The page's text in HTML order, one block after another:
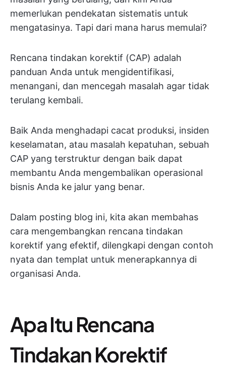
memerlukan pendekatan sistematis untuk
mengatasinya. Tapi dari mana harus memulai?
Rencana tindakan korektif (CAP) adalah
panduan Anda untuk mengidentifikasi,
menangani, dan mencegah masalah agar tidak
terulang kembali.
Baik Anda menghadapi cacat produksi, insiden
keselamatan, atau masalah kepatuhan, sebuah
CAP yang terstruktur dengan baik dapat
membantu Anda mengembalikan operasional
bisnis Anda ke jalur yang benar.
Dalam posting blog ini, kita akan membahas
cara mengembangkan rencana tindakan
korektif yang efektif, dilengkapi dengan contoh
nyata dan templat untuk menerapkannya di
organisasi Anda.
Apa Itu Rencana
Tindakan Korektif